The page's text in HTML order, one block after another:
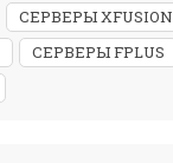
СЕРВЕРЫ XFUSION
СЕРВЕРЫ FPLUS